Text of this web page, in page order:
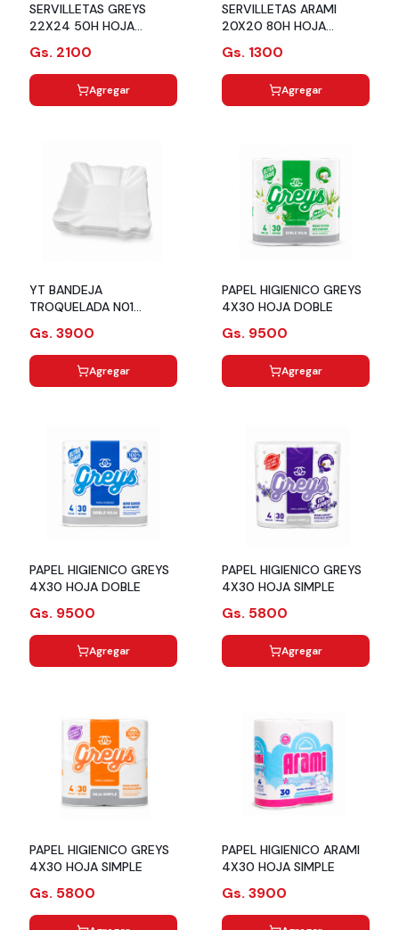
SERVILLETAS GREYS
22X24 50H HOJA
Gs. 2100
Agregar
SERVILLETAS ARAMI
20X20 80H HOJA
Gs. 1300
Agregar
YT BANDEJA
TROQUELADA N01
Gs. 3900
Agregar
PAPEL HIGIENICO GREYS
4X30 HOJA DOBLE
Gs. 9500
Agregar
PAPEL HIGIENICO GREYS
4X30 HOJA DOBLE
Gs. 9500
Agregar
PAPEL HIGIENICO GREYS
4X30 HOJA SIMPLE
Gs. 5800
Agregar
PAPEL HIGIENICO GREYS
4X30 HOJA SIMPLE
Gs. 5800
PAPEL HIGIENICO ARAMI
4X30 HOJA SIMPLE
Gs. 3900